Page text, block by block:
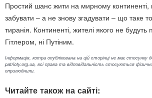
Простий шанс жити на мирному
забувати – а не знову згадувати – що таке
тиранія. Континенті, жителі якого не будуть
Гітлером, ні Путіним.
Інформація, котра опублікована на цій сторінці не має стосунку
patrioty.org.ua, всі права та відповідальність стосуються
оприлюднили.
Читайте також на сайті: